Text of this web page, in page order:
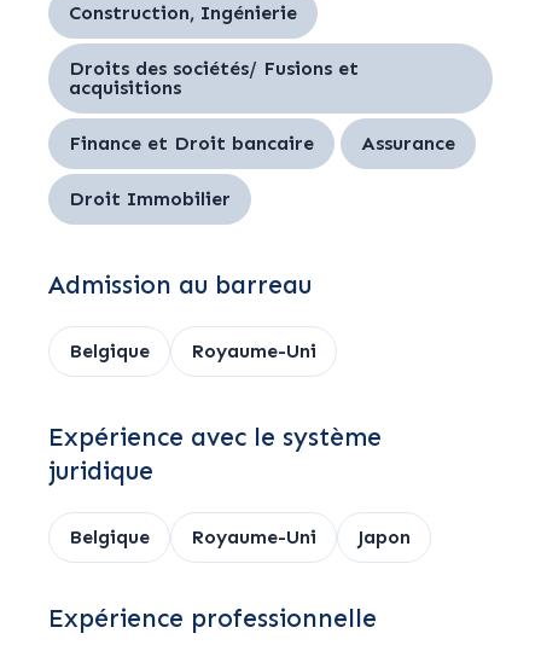
Construction, Ingénierie
Droits des sociétés/ Fusions et
acquisitions
Finance et Droit bancaire Assurance
Droit Immobilier
Admission au barreau
Belgique Royaume-Uni
Expérience avec le système
juridique
Belgique Royaume-Uni Japon
Expérience professionnelle